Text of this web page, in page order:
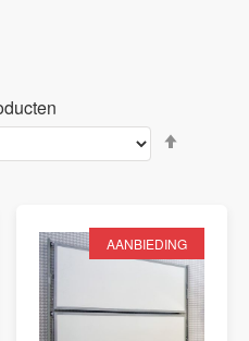
AANBIEDING